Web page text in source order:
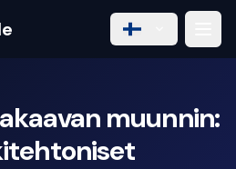
muunnin: